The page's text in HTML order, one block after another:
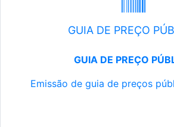
GUIA DE PREÇO
GUIA DE PREÇO
Emissão de guia de preços